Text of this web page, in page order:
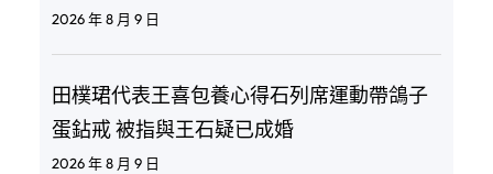
2026 年 8 月 9 日
田樸珺代表王喜包養心得石列席運動帶鴿子
蛋鉆戒 被指與王石疑已成婚
2026 年 8 月 9 日